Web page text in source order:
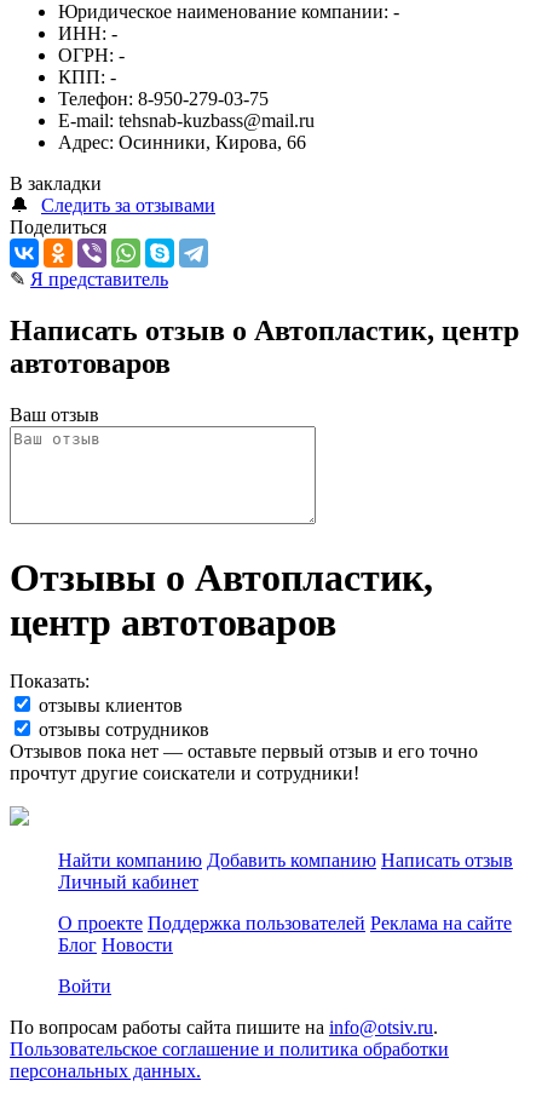
Юридическое наименование компании: -
ИНН: -
ОГРН: -
КПП: -
Телефон: 8-950-279-03-75
E-mail: tehsnab-kuzbass@mail.ru
Адрес: Осинники, Кирова, 66
В закладки
🔔
Следить за отзывами
Поделиться
✎ Я представитель
Написать отзыв о Автопластик, центр
автотоваров
Ваш отзыв
Отзывы о Автопластик,
центр автотоваров
Показать:
отзывы клиентов
отзывы сотрудников
Отзывов пока нет — оставьте первый отзыв и его точно
прочтут другие соискатели и сотрудники!
Найти компанию Добавить компанию Написать отзыв
Личный кабинет
О проекте Поддержка пользователей Реклама на сайте
Блог Новости
Войти
По вопросам работы сайта пишите на info@otsiv.ru.
Пользовательское соглашение и политика обработки
персональных данных.